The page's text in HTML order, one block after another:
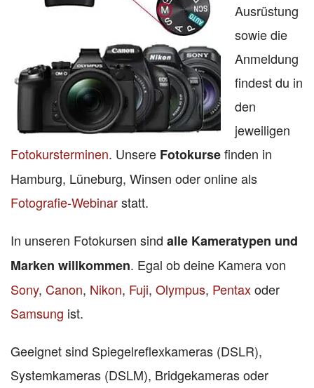
Ausrüstung
sowie die
Anmeldung
findest du in
den
jeweiligen
Fotokursterminen. Unsere Fotokursefinden in
Hamburg, Lüneburg, Winsen oder online als
Fotografie-Webinarstatt.
In unseren Fotokursen sind alle Kameratypen und
Marken willkommen. Egal ob deine Kamera von
Sony, Canon, Nikon, Fuji, Olympus, Pentaxoder
Samsung ist.
Geeignet sind Spiegelreflexkameras (DSLR),
Systemkameras (DSLM), Bridgekameras oder